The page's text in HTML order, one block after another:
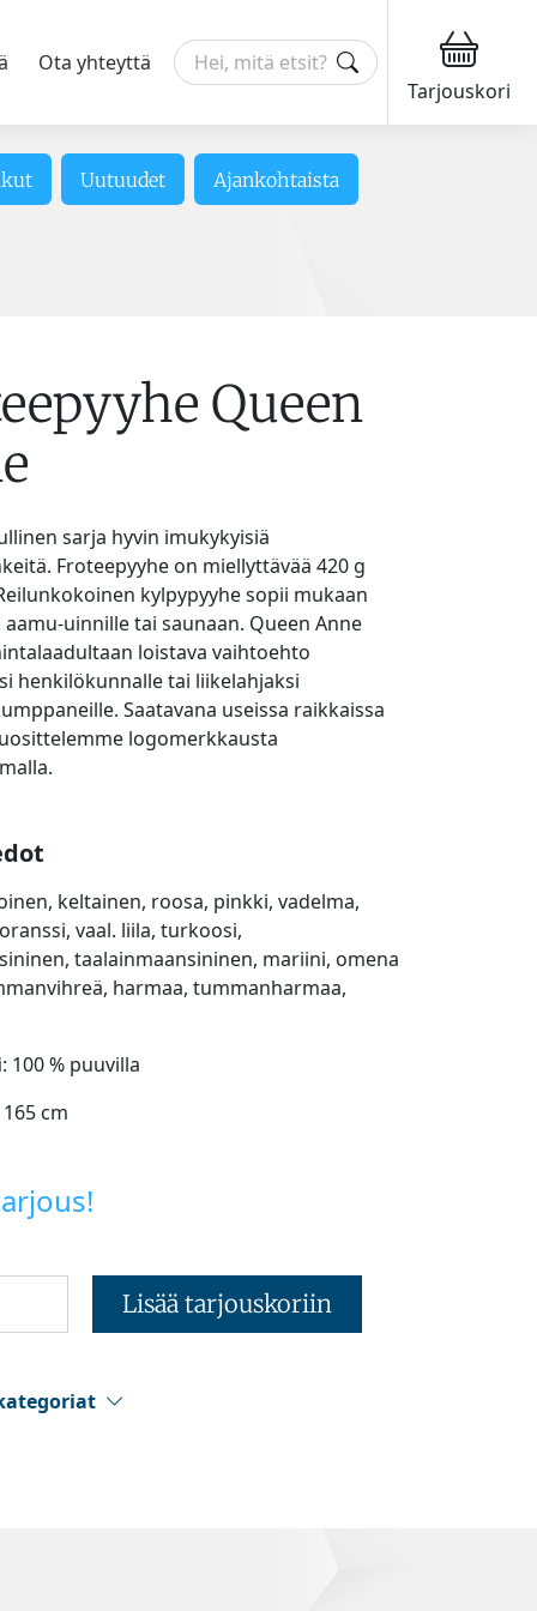
Ota yhteyttä
Tarjouskori
Uutuudet Ajankohtaista
Queen
sarja hyvin imukykyisiä
Froteepyyhe on miellyttävää 420 g
kylpypyyhe sopii mukaan
uinnille tai saunaan. Queen Anne
loistava vaihtoehto
henkilökunnalle tai liikelahjaksi
Saatavana useissa raikkaissa
logomerkkausta
keltainen, roosa, pinkki, vadelma,
vaal. liila, turkoosi,
taalainmaansininen, mariini, omena
harmaa, tummanharmaa,
: 100 % puuvilla
cm
Lisää tarjouskoriin